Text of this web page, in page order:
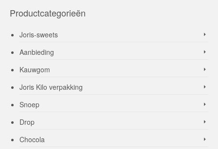
Productcategorieën
Joris-sweets
Aanbieding
Kauwgom
Joris Kilo verpakking
Snoep
Drop
Chocola